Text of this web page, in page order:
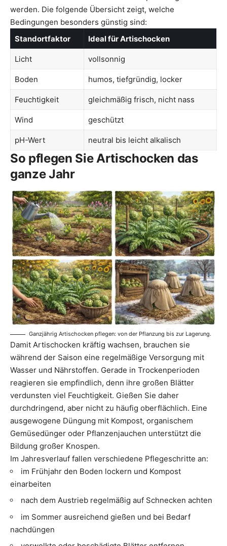
werden. Die folgende Übersicht zeigt, welche
Bedingungen besonders günstig sind:
Standortfaktor
Ideal für Artischocken
Licht vollsonnig
Boden humos, tiefgründig, locker
Feuchtigkeit gleichmäßig frisch, nicht nass
Wind geschützt
pH-Wert neutral bis leicht alkalisch
So pflegen Sie Artischocken das
ganze Jahr
Ganzjährig Artischocken pflegen: von der Pflanzung bis zur Lagerung.
Damit Artischocken kräftig wachsen, brauchen sie
während der Saison eine regelmäßige Versorgung mit
Wasser und Nährstoffen. Gerade in Trockenperioden
reagieren sie empfindlich, denn ihre großen Blätter
verdunsten viel Feuchtigkeit. Gießen Sie daher
durchdringend, aber nicht zu häufig oberflächlich. Eine
ausgewogene Düngung mit Kompost, organischem
Gemüsedünger oder Pflanzenjauchen unterstützt die
Bildung großer Knospen.
Im Jahresverlauf fallen verschiedene Pflegeschritte an:
im Frühjahr den Boden lockern und Kompost
einarbeiten
nach dem Austrieb regelmäßig auf Schnecken achten
im Sommer ausreichend gießen und bei Bedarf
nachdüngen